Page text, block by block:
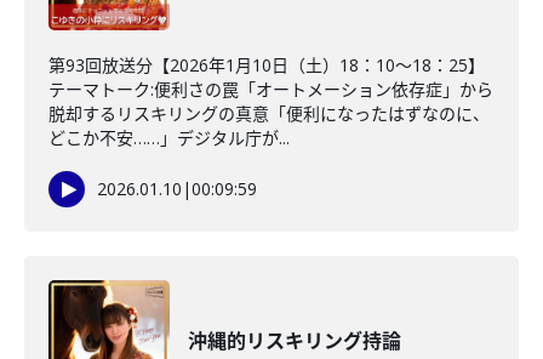
第93回放送分【2026年1月10日（土）18：10～18：25】
テーマトーク:便利さの罠「オートメーション依存症」から
脱却するリスキリングの真意「便利になったはずなのに、
どこか不安……」デジタル庁が...
2026.01.10 |00:09:59
沖縄的リスキリング持論